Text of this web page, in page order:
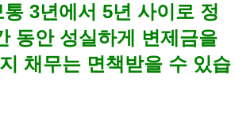
3년에서 5년 사이로 정
동안 성실하게 변제금을
채무는 면책받을 수 있습